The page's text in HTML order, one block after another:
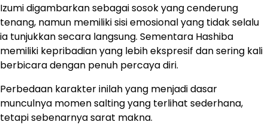
Izumi digambarkan sebagai sosok yang cenderung
tenang, namun memiliki sisi emosional yang tidak selalu
ia tunjukkan secara langsung. Sementara Hashiba
memiliki kepribadian yang lebih ekspresif dan sering kali
berbicara dengan penuh percaya diri.
Perbedaan karakter inilah yang menjadi dasar
munculnya momen salting yang terlihat sederhana,
tetapi sebenarnya sarat makna.